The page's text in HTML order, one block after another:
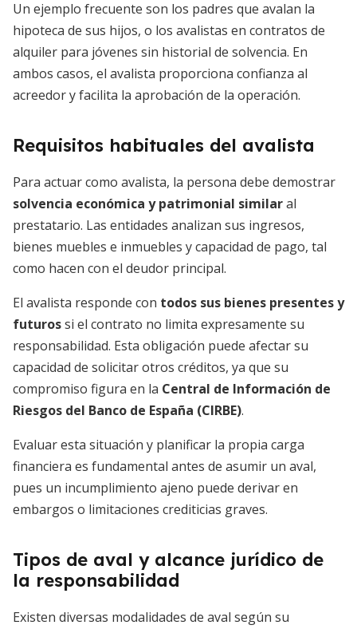
Un ejemplo frecuente son los padres que avalan la
hipoteca de sus hijos, o los avalistas en contratos de
alquiler para jóvenes sin historial de solvencia. En
ambos casos, el avalista proporciona confianza al
acreedor y facilita la aprobación de la operación.
Requisitos habituales del avalista
Para actuar como avalista, la persona debe demostrar
solvencia económica y patrimonial similaral
prestatario. Las entidades analizan sus ingresos,
bienes muebles e inmuebles y capacidad de pago, tal
como hacen con el deudor principal.
El avalista responde con todos sus bienes presentes y
futurossi el contrato no limita expresamente su
responsabilidad. Esta obligación puede afectar su
capacidad de solicitar otros créditos, ya que su
compromiso figura en la Central de Información de
Riesgos del Banco de España (CIRBE).
Evaluar esta situación y planificar la propia carga
financiera es fundamental antes de asumir un aval,
pues un incumplimiento ajeno puede derivar en
embargos o limitaciones crediticias graves.
Tipos de aval y alcance jurídico de
la responsabilidad
Existen diversas modalidades de aval según su